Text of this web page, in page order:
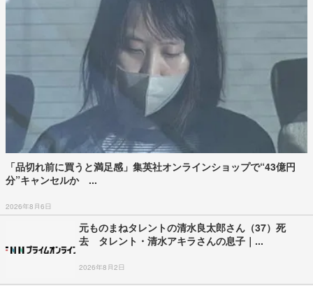
「品切れ前に買うと満足感」集英社オンラインショップで“43億円
分”キャンセルか ...
2026年8月6日
元ものまねタレントの清水良太郎さん（37）死
去 タレント・清水アキラさんの息子｜...
2026年8月2日